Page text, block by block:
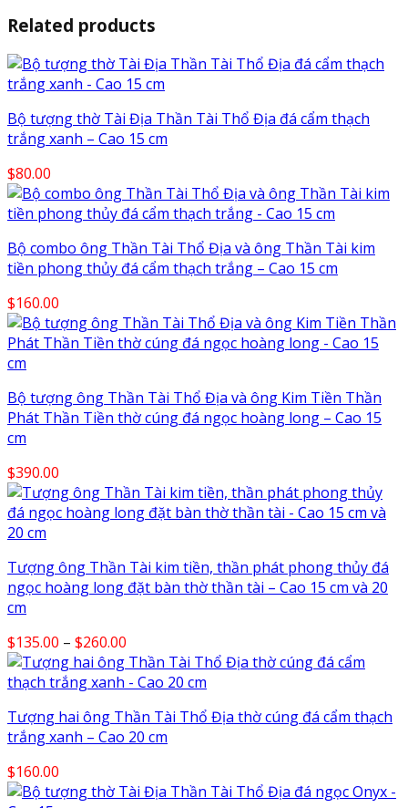
Related products
Bộ tượng thờ Tài Địa Thần Tài Thổ Địa đá cẩm thạch
trắng xanh – Cao 15 cm
$80.00
Bộ combo ông Thần Tài Thổ Địa và ông Thần Tài kim
tiền phong thủy đá cẩm thạch trắng – Cao 15 cm
$160.00
Bộ tượng ông Thần Tài Thổ Địa và ông Kim Tiền Thần
Phát Thần Tiền thờ cúng đá ngọc hoàng long – Cao 15
cm
$390.00
Tượng ông Thần Tài kim tiền, thần phát phong thủy đá
ngọc hoàng long đặt bàn thờ thần tài – Cao 15 cm và 20
cm
$135.00 – $260.00
range:
$135.00
$260.00
Tượng hai ông Thần Tài Thổ Địa thờ cúng đá cẩm thạch
trắng xanh – Cao 20 cm
$160.00